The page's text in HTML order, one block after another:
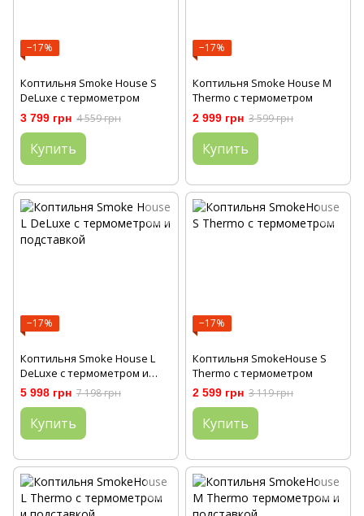
−17%
Коптильня Smoke House S
DeLuxe с термометром
3 799 грн 4 559 грн
Купить
−17%
Коптильня Smoke House M
Thermo с термометром
2 999 грн 3 599 грн
Купить
−17%
Коптильня Smoke House L
DeLuxe с термометром и
подставкой
5 998 грн 7 198 грн
Купить
−17%
Коптильня SmokeHouse S
Thermo с термометром
2 599 грн 3 119 грн
Купить